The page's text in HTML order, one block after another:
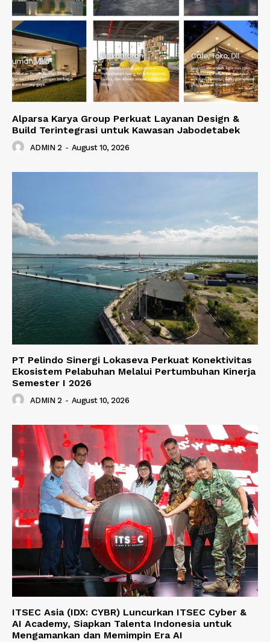
Alparsa Karya Group Perkuat Layanan Design &
Build Terintegrasi untuk Kawasan Jabodetabek
ADMIN 2 - August 10, 2026
PT Pelindo Sinergi Lokaseva Perkuat Konektivitas
Ekosistem Pelabuhan Melalui Pertumbuhan Kinerja
Semester I 2026
ADMIN 2 - August 10, 2026
ITSEC Asia (IDX: CYBR) Luncurkan ITSEC Cyber &
AI Academy, Siapkan Talenta Indonesia untuk
Mengamankan dan Memimpin Era AI